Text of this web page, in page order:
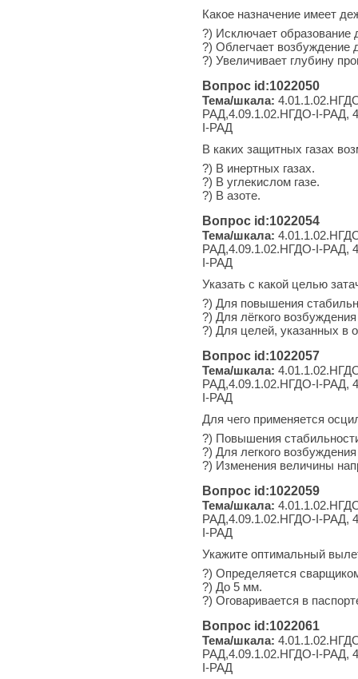
Какое назначение имеет
?) Исключает образование
?) Облегчает возбуждение
?) Увеличивает глубину
Вопрос id:1022050
Тема/шкала:
РАД,4.09.1.02.НГДО-I-РАД,
I-РАД
В каких защитных газах
?) В инертных газах.
?) В углекислом газе.
?) В азоте.
Вопрос id:1022054
Тема/шкала:
РАД,4.09.1.02.НГДО-I-РАД,
I-РАД
Указать с какой целью
?) Для повышения
?) Для лёгкого возбуждения
?) Для целей, указанных в
Вопрос id:1022057
Тема/шкала:
РАД,4.09.1.02.НГДО-I-РАД,
I-РАД
Для чего применяется
?) Повышения
?) Для легкого
?) Изменения величины
Вопрос id:1022059
Тема/шкала:
РАД,4.09.1.02.НГДО-I-РАД,
I-РАД
Укажите оптимальный
?) Определяется
?) До 5 мм.
?) Оговаривается в
Вопрос id:1022061
Тема/шкала:
РАД,4.09.1.02.НГДО-I-РАД,
I-РАД